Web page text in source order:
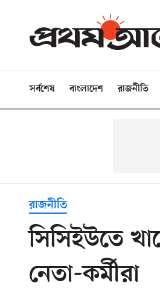
সর্বশেষ বাংলাদেশ রাজনীতি
রাজনীতি
সিসিইউতে
নেতা-কর্মীরা